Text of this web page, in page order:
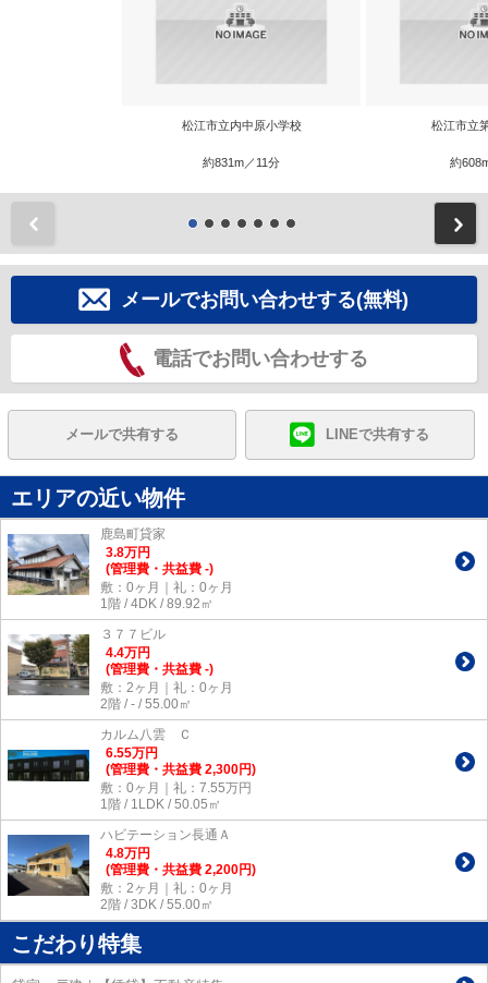
松江市立内中原小学校
約831m／11分
松江市立
約
メールでお問い合わせする(無料)
電話でお問い合わせする
メールで共有する LINEで共有する
エリアの近い物件
鹿島町貸家
3.8万円
(管理費・共益費 -)
敷：0ヶ月｜礼：0ヶ月
1階 / 4DK / 89.92㎡
３７７ビル
4.4万円
(管理費・共益費 -)
敷：2ヶ月｜礼：0ヶ月
2階 / - / 55.00㎡
カルム八雲 Ｃ
6.55万円
(管理費・共益費 2,300円)
敷：0ヶ月｜礼：7.55万円
1階 / 1LDK / 50.05㎡
ハビテーション長通Ａ
4.8万円
(管理費・共益費 2,200円)
敷：2ヶ月｜礼：0ヶ月
2階 / 3DK / 55.00㎡
こだわり特集